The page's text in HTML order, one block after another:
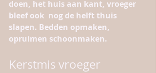
doen, het huis aan kant, vroeger
bleef ook  nog de helft thuis
slapen. Bedden opmaken,
opruimen schoonmaken.
Kerstmis vroeger